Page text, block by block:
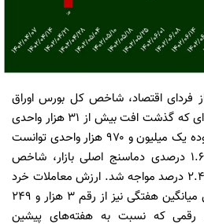
فردای اقتصاد، شاخص کل بورس اوراق
بهادار تهران در معاملات هفته‌ای که گذشت افت بیش از ۳۱ هزار واحدی
را متحمل شد و نهایتا در محدوده یک میلیون و ۹۷۰ هزار واحدی توانست
تثبیت شود.همزمان با نزول ۱.۶ درصدی دماسنج اصلی بازار، شاخص
هم‌وزن نیز با ریزشی معادل ۲.۴۳ درصد مواجه شد. ارزش معاملات خرد
(سهام و حق تقدم) در مقیاس میانگین هفتگی نیز از رقم ۳ هزار و ۲۴۹
رقمی که نسبت به هفته‌های پیشین